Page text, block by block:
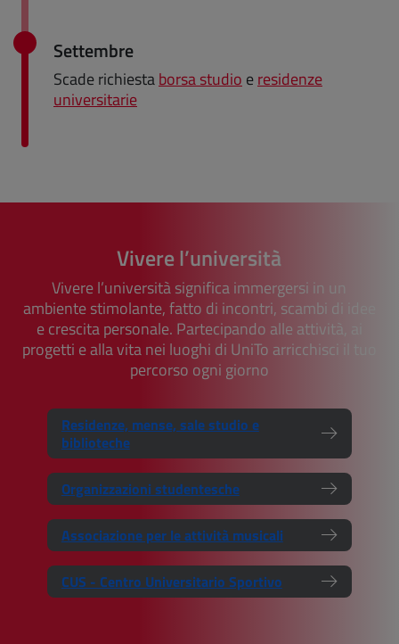
Settembre
Scade richiestaborsa studio eresidenze
universitarie
Vivere l’università
Vivere l’università significa immergersi in un
ambiente stimolante, fatto di incontri, scambi di idee
e crescita personale. Partecipando alle attività, ai
progetti e alla vita nei luoghi di UniTo arricchisci il tuo
percorso ogni giorno
Residenze, mense, sale studio e
biblioteche
Organizzazioni studentesche
Associazione per le attività musicali
CUS - Centro Universitario Sportivo